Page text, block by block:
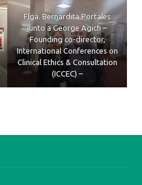
Flga. Bernardita Portales
junto a George Agich –
Founding co-director,
International Conferences on
Clinical Ethics & Consultation
(ICCEC) –